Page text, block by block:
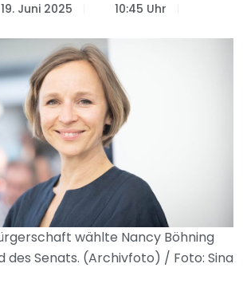
19. Juni 2025 10:45 Uhr
wählte Nancy Böhning
des Senats. (Archivfoto) / Foto: Sina